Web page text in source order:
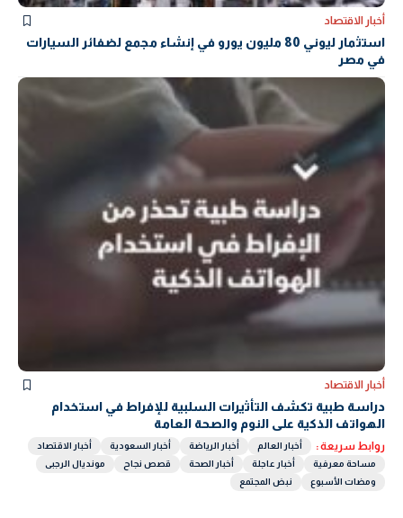
أخبار الاقتصاد
استثمار ليوني 80 مليون يورو في إنشاء مجمع لضفائر السيارات
في مصر
أخبار الاقتصاد
دراسة طبية تكشف التأثيرات السلبية للإفراط في استخدام
الهواتف الذكية على النوم والصحة العامة
روابط سريعة : أخبار العالم أخبار الرياضة أخبار السعودية
أخبار الاقتصاد
مساحة معرفية
أخبار عاجلة أخبار الصحة قصص نجاح
مونديال الرجبى
ومضات الأسبوع
نبض المجتمع